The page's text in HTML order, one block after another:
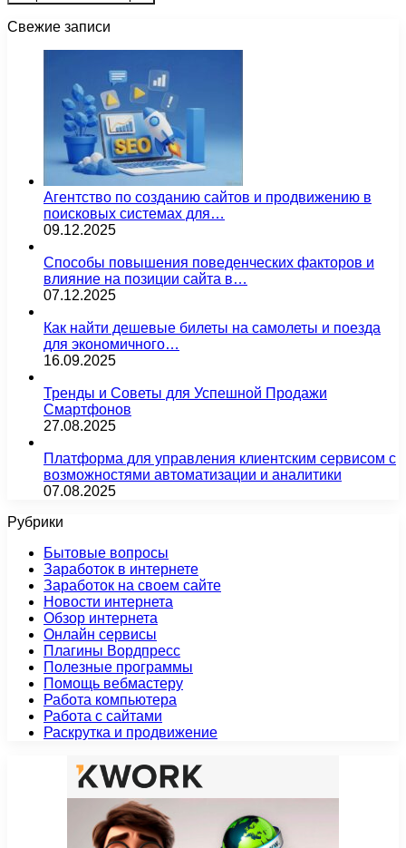
Свежие записи
Агентство по созданию сайтов и продвижению в
поисковых системах для…
09.12.2025
Способы повышения поведенческих факторов и
влияние на позиции сайта в…
07.12.2025
Как найти дешевые билеты на самолеты и поезда
для экономичного…
16.09.2025
Тренды и Советы для Успешной Продажи
Смартфонов
27.08.2025
Платформа для управления клиентским сервисом с
возможностями автоматизации и аналитики
07.08.2025
Рубрики
Бытовые вопросы
Заработок в интернете
Заработок на своем сайте
Новости интернета
Обзор интернета
Онлайн сервисы
Плагины Вордпресс
Полезные программы
Помощь вебмастеру
Работа компьютера
Работа с сайтами
Раскрутка и продвижение